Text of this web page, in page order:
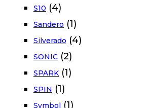
S10 (4)
Sandero (1)
Silverado (4)
SONIC (2)
SPARK (1)
SPIN (1)
Symbol (1)